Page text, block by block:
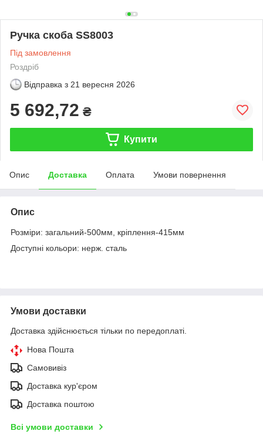
Ручка скоба SS8003
Під замовлення
Роздріб
Відправка з 21 вересня 2026
5 692,72 ₴
Купити
Опис Доставка Оплата Умови повернення
Опис
Розміри: загальний-500мм, кріплення-415мм
Доступні кольори: нерж. сталь
Умови доставки
Доставка здійснюється тільки по передоплаті.
Нова Пошта
Самовивіз
Доставка кур'єром
Доставка поштою
Всі умови доставки